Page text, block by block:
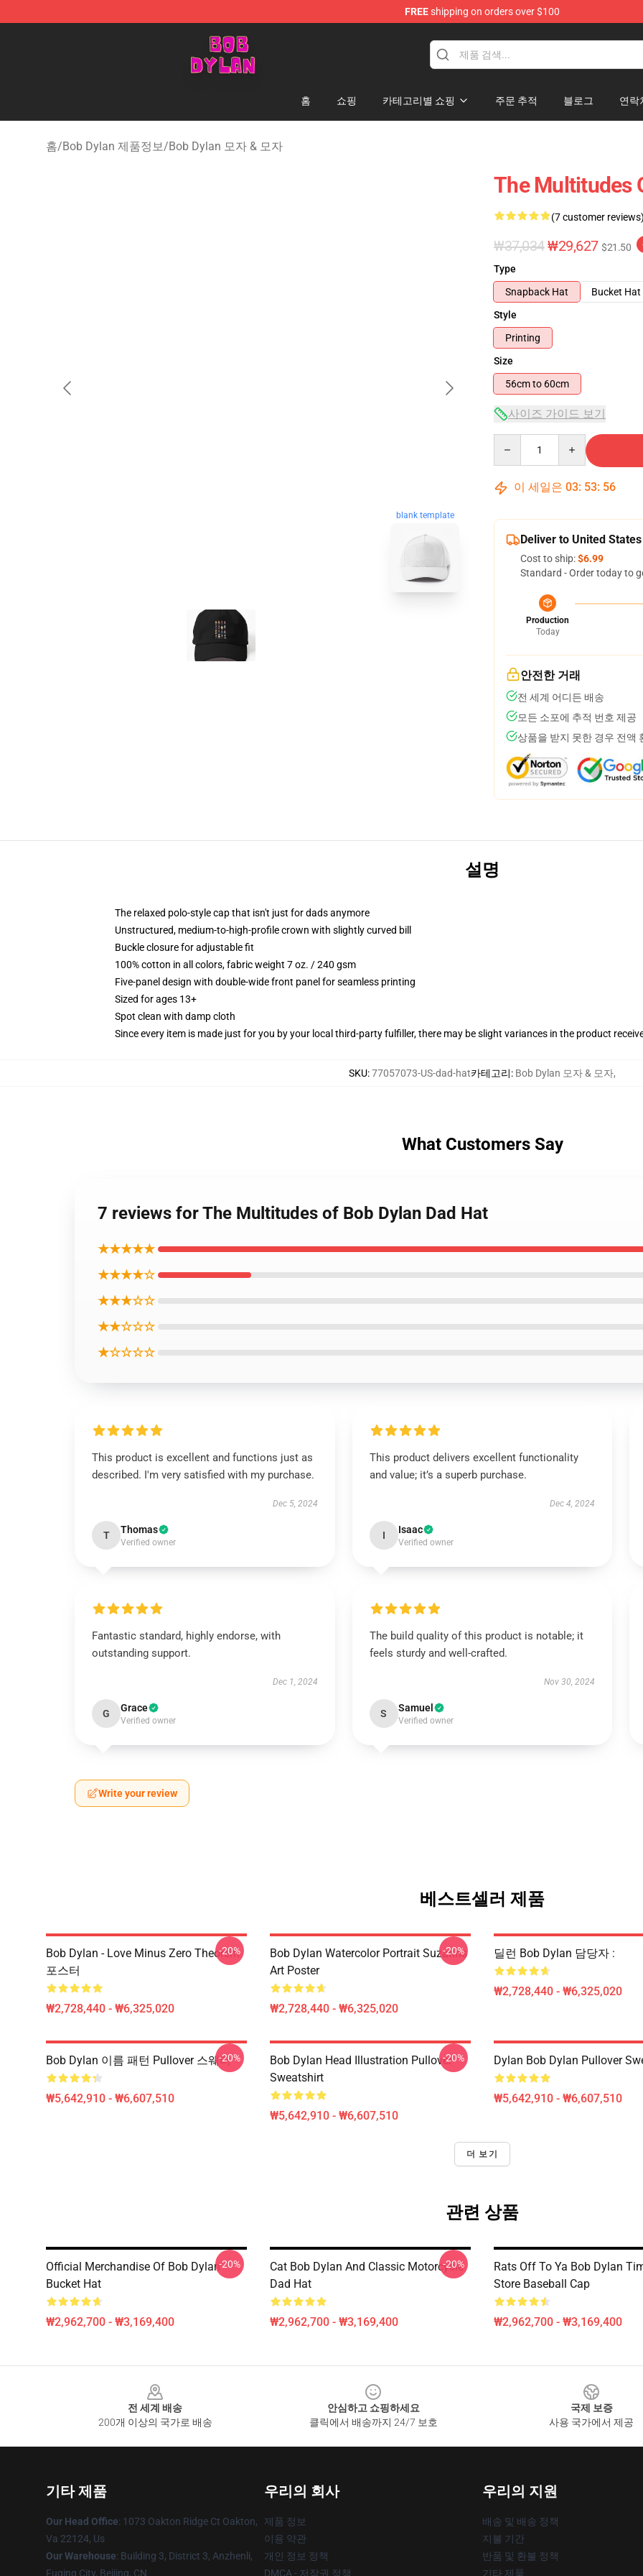
FREEshipping on orders over $100
Bob Dylan Store - Official Bob Dylan Merchandise Shop
홈 쇼핑 카테고리별 쇼핑 주문 추적 블로그 연락
홈/Bob Dylan 제품정보/Bob Dylan 모자 & 모자
blank template
The Multitudes
(7 customer
₩37,034₩29,627 $21.50
Type
Snapback Hat
Bucket Hat
Style
Printing
Size
56cm to 60cm
사이즈 가이드 보기
이 세일은 03: 53: 55
Deliver to United States
Cost to ship:$6.99
Standard - Order today to
Production
Today
안전한 거래
전 세계 어디든 배송
모든 소포에 추적 번호 제공
상품을 받지 못한 경우 전액
설명
The relaxed polo-style cap that isn't just for dads anymore
Unstructured, medium-to-high-profile crown with slightly curved bill
Buckle closure for adjustable fit
100% cotton in all colors, fabric weight 7 oz. / 240 gsm
Five-panel design with double-wide front panel for seamless printing
Sized for ages 13+
Spot clean with damp cloth
Since every item is made just for you by your local third-party fulfiller, there may be slight variances in the product
SKU:77057073-US-dad-hat카테고리: Bob Dylan 모자 & 모자,
What Customers Say
7 reviews for The Multitudes of Bob Dylan Dad Hat
★★★★★
★★★★☆
★★★☆☆
★★☆☆☆
★☆☆☆☆
This product is excellent and functions just as
described. I'm very satisfied with my purchase.
Dec 5, 2024
T Thomas
Verified owner
This product delivers excellent functionality
and value; it’s a superb purchase.
Dec 4, 2024
I Isaac
Verified owner
Fantastic standard, highly endorse, with
outstanding support.
Dec 1, 2024
G Grace
Verified owner
The build quality of this product is notable; it
feels sturdy and well-crafted.
Nov 30, 2024
S Samuel
Verified owner
Write your review
베스트셀러 제품
Bob Dylan - Love Minus Zero Theorem
포스터
₩2,728,440 - ₩6,325,020
-20%
Bob Dylan Watercolor Portrait Suzanns
Art Poster
₩2,728,440 - ₩6,325,020
-20% 딜런 Bob Dylan 담당자 :
₩2,728,440 - ₩6,325,020
Bob Dylan 이름 패턴 Pullover 스웨터
₩5,642,910 - ₩6,607,510
-20%
Bob Dylan Head Illustration Pullover
Sweatshirt
₩5,642,910 - ₩6,607,510
-20% Dylan Bob Dylan Pullover
₩5,642,910 - ₩6,607,510
더 보기
관련 상품
Official Merchandise Of Bob Dylan
Bucket Hat
₩2,962,700 - ₩3,169,400
-20%
Cat Bob Dylan And Classic Motorcycle
Dad Hat
₩2,962,700 - ₩3,169,400
-20%
Rats Off To Ya Bob Dylan
Store Baseball Cap
₩2,962,700 - ₩3,169,400
전 세계 배송
200개 이상의 국가로 배송
안심하고 쇼핑하세요
클릭에서 배송까지 24/7 보호
국제 보증
사용 국가에서 제공
기타 제품
Our Head Office: 1073 Oakton Ridge Ct Oakton,
Va 22124, Us
Our Warehouse: Building 3, District 3, Anzhenli,
Fuqing City, Beijing, CN
우리의 회사
제품 정보
이용 약관
개인 정보 정책
DMCA - 저작권 정책
우리의 지원
배송 및 배송 정책
지불 기간
반품 및 환불 정책
기타 제품